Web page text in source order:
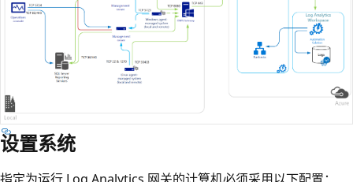
设置系统